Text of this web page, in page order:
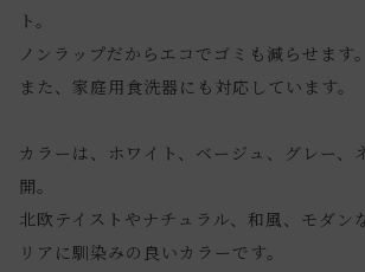
ト。
ノンラップだからエコでゴミも減らせます。
また、家庭用食洗器にも対応しています。
カラーは、ホワイト、ベージュ、グレー、
開。
北欧テイストやナチュラル、和風、モダン
リアに馴染みの良いカラーです。